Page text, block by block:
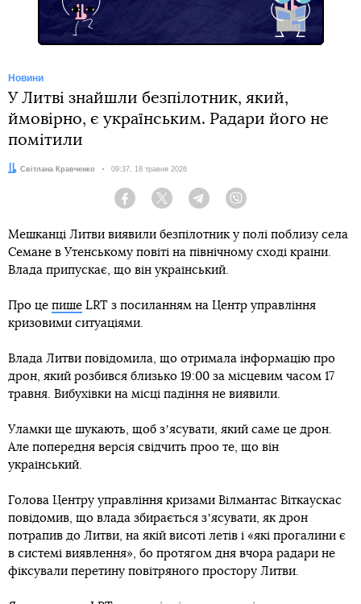
Новини
У Литві знайшли безпілотник, який,
ймовірно, є українським. Радари його не
помітили
Автор:
Світлана Кравченко Дата:
09:37, 18 травня 2026
Facebook Twitter Telegram
Мешканці Литви виявили безпілотник у полі поблизу села
Семане в Утенському повіті на північному сході країни.
Влада припускає, що він український.
Про це пише LRT з посиланням на Центр управління
кризовими ситуаціями.
Влада Литви повідомила, що отримала інформацію про
дрон, який розбився близько 19:00 за місцевим часом 17
травня. Вибухівки на місці падіння не виявили.
Уламки ще шукають, щоб зʼясувати, який саме це дрон.
Але попередня версія свідчить проо те, що він
український.
Голова Центру управління кризами Вілмантас Віткаускас
повідомив, що влада збирається зʼясувати, як дрон
потрапив до Литви, на якій висоті летів і «які прогалини є
в системі виявлення», бо протягом дня вчора радари не
фіксували перетину повітряного простору Литви.